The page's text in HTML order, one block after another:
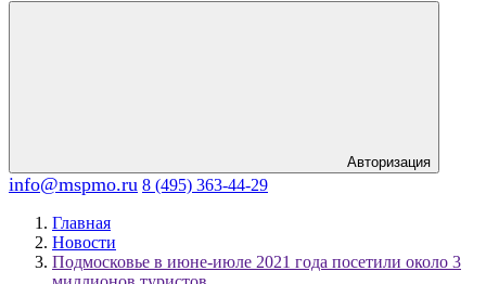
Авторизация
info@mspmo.ru 8 (495) 363-44-29
Главная
Новости
Подмосковье в июне-июле 2021 года посетили около 3